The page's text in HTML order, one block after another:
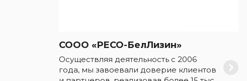
СООО «РЕСО-БелЛизин»
Осуществляя деятельность с 2006
года, мы завоевали доверие клиентов